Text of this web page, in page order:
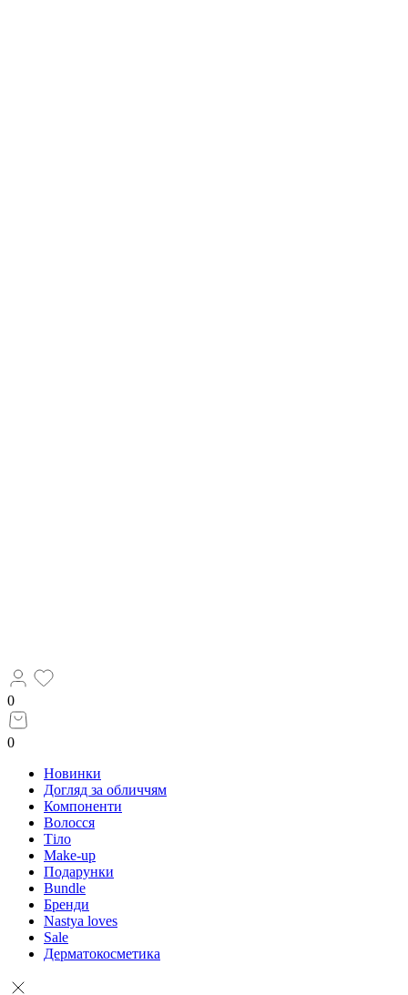
0
0
Новинки
Догляд за обличчям
Компоненти
Волосся
Тіло
Make-up
Подарунки
Bundle
Бренди
Nastya loves
Sale
Дерматокосметика